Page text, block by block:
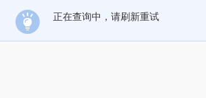
正在查询中，请刷新重试